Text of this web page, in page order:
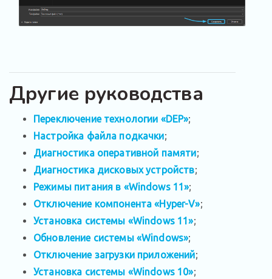
Другие руководства
Переключение технологии «DEP»;
Настройка файла подкачки;
Диагностика оперативной памяти;
Диагностика дисковых устройств;
Режимы питания в «Windows 11»;
Отключение компонента «Hyper-V»;
Установка системы «Windows 11»;
Обновление системы «Windows»;
Отключение загрузки приложений;
Установка системы «Windows 10»;